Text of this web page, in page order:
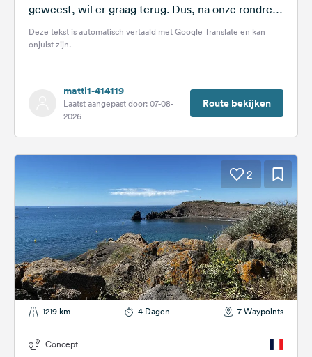
geweest, wil er graag terug. Dus, na onze rondreis
over de Noordkaap...
Deze tekst is automatisch vertaald met Google Translate en kan
onjuist zijn.
matti1-414119
Laatst aangepast door: 07-08-
2026
Route bekijken
2
1219 km 4 Dagen 7 Waypoints
Concept